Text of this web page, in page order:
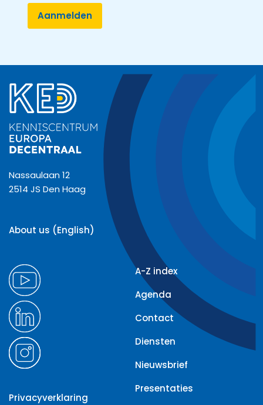
Nassaulaan 12
2514 JS Den Haag
About us (English)
Privacyverklaring
A-Z index
Agenda
Contact
Diensten
Nieuwsbrief
Presentaties